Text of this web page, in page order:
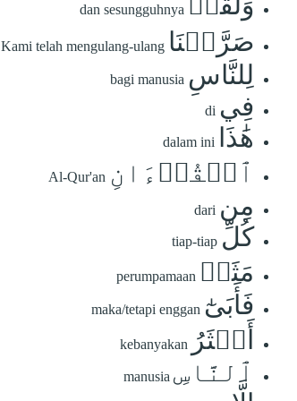
dan sesungguhnya
صَرَّفۡنَا Kami telah mengulang-ulang
لِلنَّاسِ bagi manusia
فِي di
هَٰذَا dalam ini
ٱلۡقُرۡءَانِ Al-Qur'an
مِن dari
كُلِّ tiap-tiap
مَثَلٖ perumpamaan
فَأَبَىٰٓ maka/tetapi enggan
أَكۡثَرُ kebanyakan
ٱلنَّاسِ manusia